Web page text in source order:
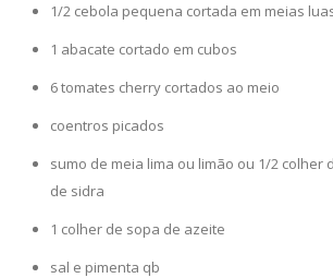
1/2 cebola pequena cortada em meias
1 abacate cortado em cubos
6 tomates cherry cortados ao meio
coentros picados
sumo de meia lima ou limão ou 1/2 colher
de sidra
1 colher de sopa de azeite
sal e pimenta qb